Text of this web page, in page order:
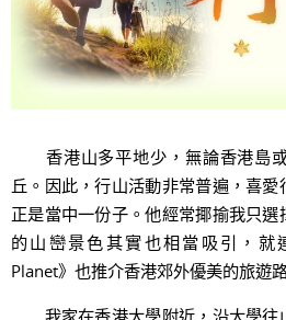
香港山多平地少，無論香港島
丘。因此，行山活動非常普遍，喜
正是當中一份子。他經常揶揄我只
的山巒景色其實也相當吸引，就
Planet》也推介香港郊外優美的旅遊
我家在香港大學附近，沿大學往